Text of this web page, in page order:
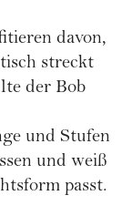
davon,
streckt
der Bob
und Stufen
und weiß
passt.